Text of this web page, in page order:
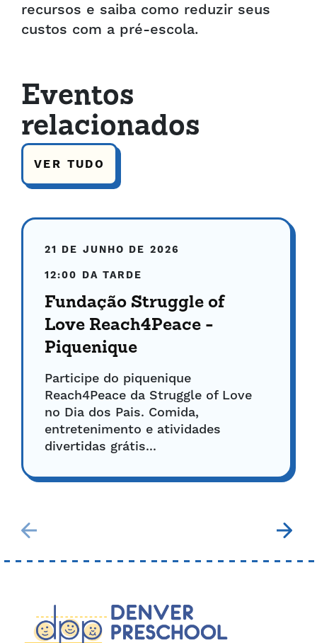
recursos e saiba como reduzir seus
custos com a pré-escola.
Eventos
relacionados
VER TUDO
21 DE JUNHO DE 2026
12:00 DA TARDE
Fundação Struggle of
Love Reach4Peace -
Piquenique
Participe do piquenique
Reach4Peace da Struggle of Love
no Dia dos Pais. Comida,
entretenimento e atividades
divertidas grátis...